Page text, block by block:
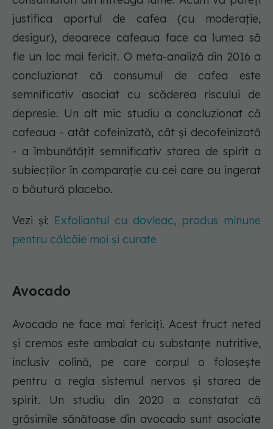
justifica aportul de cafea (cu moderație,
desigur), deoarece cafeaua face ca lumea să
fie un loc mai fericit. O meta-analiză din 2016 a
concluzionat că consumul de cafea este
semnificativ asociat cu scăderea riscului de
depresie. Un alt mic studiu a concluzionat că
cafeaua - atât cofeinizată, cât și decofeinizată
- a îmbunătățit semnificativ starea de spirit a
subiecților în comparație cu cei care au ingerat
o băutură placebo.
Vezi și: Exfoliantul cu dovleac, produs minune
pentru călcâie moi și curate
Avocado
Avocado ne face mai fericiți. Acest fruct neted
și cremos este ambalat cu substanțe nutritive,
inclusiv colină, pe care corpul o foloseşte
pentru a regla sistemul nervos și starea de
spirit. Un studiu din 2020 a constatat că
grăsimile sănătoase din avocado sunt asociate